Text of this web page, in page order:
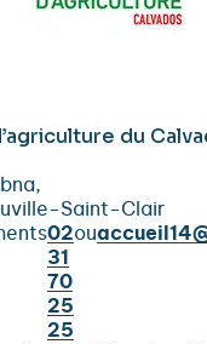
du
Saint-Clair
02
31
70
25
25
ou